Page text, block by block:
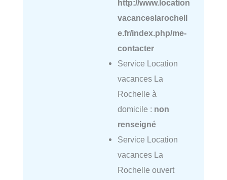
http://www.location
vacanceslarochell
e.fr/index.php/me-
contacter
Service Location
vacances La
Rochelle à
domicile : non
renseigné
Service Location
vacances La
Rochelle ouvert